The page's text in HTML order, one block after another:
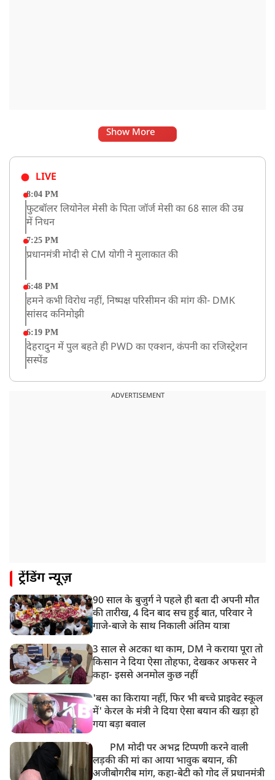
Show More
LIVE
8:04 PM
फुटबॉलर लियोनेल मेसी के पिता जॉर्ज मेसी का 68 साल की उम्र
में निधन
7:25 PM
प्रधानमंत्री मोदी से CM योगी ने मुलाकात की
6:48 PM
हमने कभी विरोध नहीं, निष्पक्ष परिसीमन की मांग की- DMK
सांसद कनिमोझी
6:19 PM
देहरादुन में पुल बहते ही PWD का एक्शन, कंपनी का रजिस्ट्रेशन
सस्पेंड
खराब मौसम की चेतावनी के कारण अमरनाथ यात्रा स्थगित
असम बाढ़: 13 जिलों में 15 लाख से ज्यादा लोग प्रभावित, मृतकों
10:21 AM
हिमाचल के चंबा में बड़ा सड़क हादसा, 7 यात्रियों की मौत; 11
घायल
ADVERTISEMENT
ट्रेंडिंग न्यूज़
90 साल के बुजुर्ग ने पहले ही बता दी अपनी मौत
की तारीख, 4 दिन बाद सच हुई बात, परिवार ने
गाजे-बाजे के साथ निकाली अंतिम यात्रा
3 साल से अटका था काम, DM ने कराया पूरा तो
किसान ने दिया ऐसा तोहफा, देखकर अफसर ने
कहा- इससे अनमोल कुछ नहीं
'बस का किराया नहीं, फिर भी बच्चे प्राइवेट स्कूल
में' केरल के मंत्री ने दिया ऐसा बयान की खड़ा हो
गया बड़ा बवाल
PM मोदी पर अभद्र टिप्पणी करने वाली
लड़की की मां का आया भावुक बयान, की
अजीबोगरीब मांग, कहा-बेटी को गोद लें प्रधानमंत्री